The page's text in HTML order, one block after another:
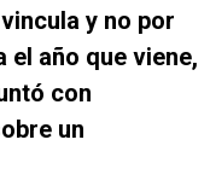
y no por
el año que viene,
con
un